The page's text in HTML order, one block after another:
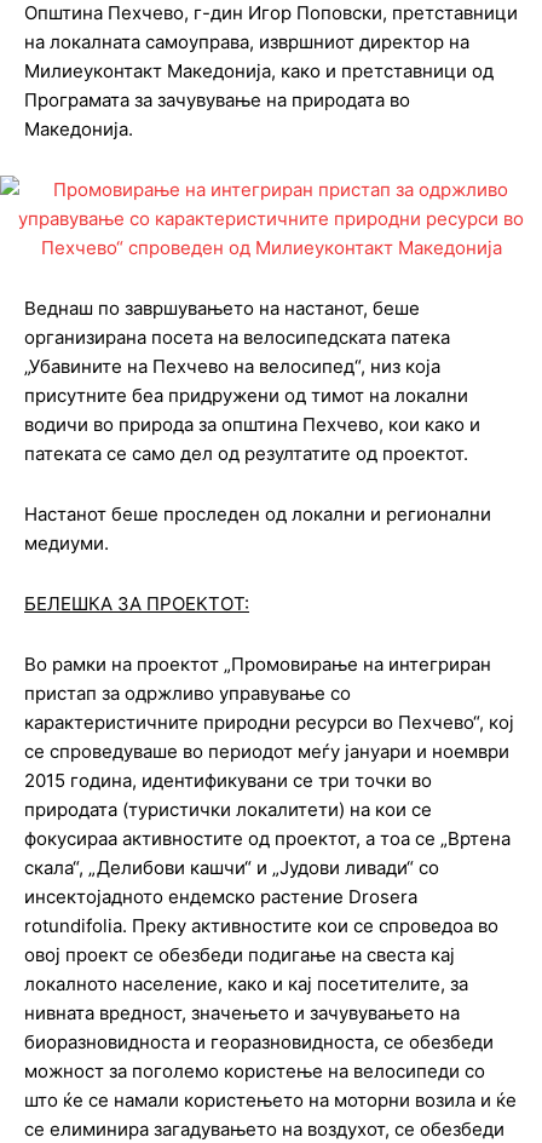
Општина Пехчево, г-дин Игор Поповски, претставници
на локалната самоуправа, извршниот директор на
Милиеуконтакт Македонија, како и претставници од
Програмата за зачувување на природата во
Македонија.
Веднаш по завршувањето на настанот, беше
организирана посета на велосипедската патека
„Убавините на Пехчево на велосипед“, низ која
присутните беа придружени од тимот на локални
водичи во природа за општина Пехчево, кои како и
патеката се само дел од резултатите од проектот.
Настанот беше проследен од локални и регионални
медиуми.
БЕЛЕШКА ЗА ПРОЕКТОТ:
Во рамки на проектот „Промовирање на интегриран
пристап за одржливо управување со
карактеристичните природни ресурси во Пехчево“, кој
се спроведуваше во периодот меѓу јануари и ноември
2015 година, идентификувани се три точки во
природата (туристички локалитети) на кои се
фокусираа активностите од проектот, а тоа се „Вртена
скала“, „Делибови кашчи“ и „Јудови ливади“ со
инсектојадното ендемско растение Drosera
rotundifolia. Преку активностите кои се спроведоа во
овој проект се обезбеди подигање на свеста кај
локалното население, како и кај посетителите, за
нивната вредност, значењето и зачувувањето на
биоразновидноста и георазновидноста, се обезбеди
можност за поголемо користење на велосипеди со
што ќе се намали користењето на моторни возила и ќе
се елиминира загадувањето на воздухот, се обезбеди